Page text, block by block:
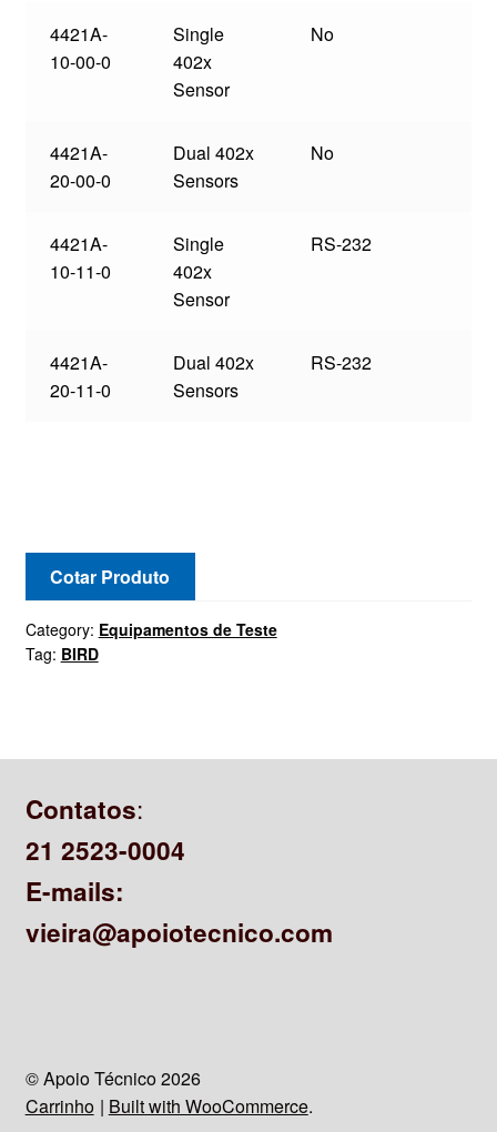
4421A-
10-00-0
Single
402x
Sensor
No
4421A-
20-00-0
Dual 402x
Sensors
No
4421A-
10-11-0
Single
402x
Sensor
RS-232
4421A-
20-11-0
Dual 402x
Sensors
RS-232
Cotar Produto
Category: Equipamentos de Teste
Tag: BIRD
Contatos:
21 2523-0004
E-mails:
vieira@apoiotecnico.com
© Apoio Técnico 2026
Carrinho
Built with WooCommerce.